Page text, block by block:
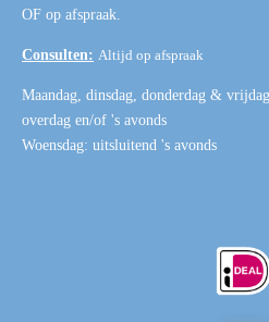
OF op afspraak.
Consulten: Altijd op afspraak
Maandag, dinsdag, donderdag &
overdag en/of 's avonds
Woensdag: uitsluitend 's avonds